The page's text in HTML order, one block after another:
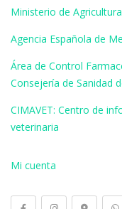
Ministerio de
Agencia Española de
Área de Control
Consejería de Sanidad
CIMAVET: Centro de
veterinaria
Mi cuenta